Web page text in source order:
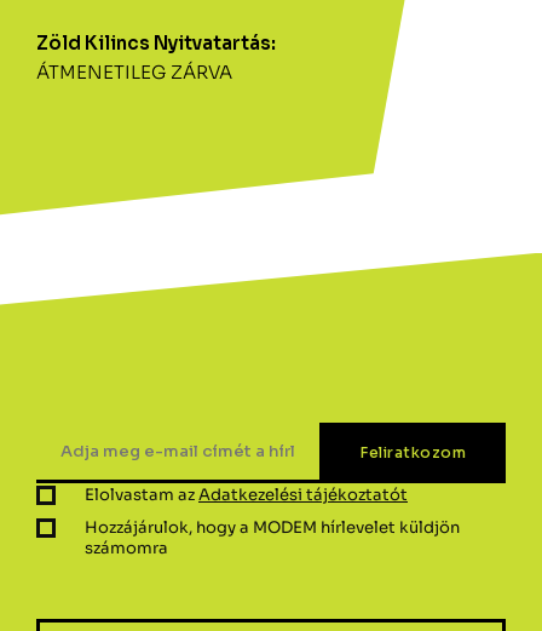
Zöld Kilincs Nyitvatartás:
ÁTMENETILEG ZÁRVA
Elolvastam azAdatkezelési tájékoztatót
Hozzájárulok, hogy a MODEM hírlevelet küldjön
számomra